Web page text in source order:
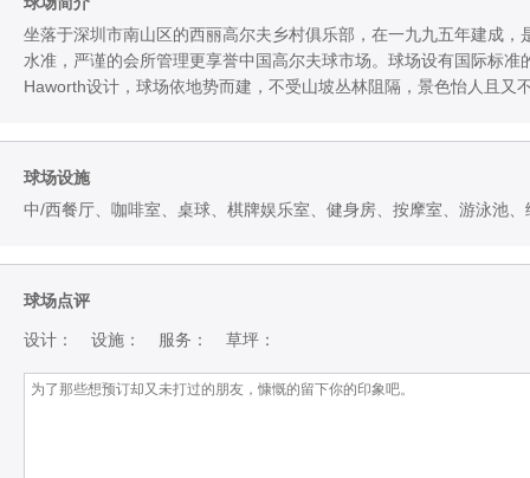
坐落于深圳市南山区的西丽高尔夫乡村俱乐部，在一九九五年建成
水准，严谨的会所管理更享誉中国高尔夫球市场。球场设有国际标
Haworth设计，球场依地势而建，不受山坡丛林阻隔，景色怡人且又
球场设施
中/西餐厅、咖啡室、桌球、棋牌娱乐室、健身房、按摩室、游泳池、
球场点评
设计： 设施： 服务： 草坪：